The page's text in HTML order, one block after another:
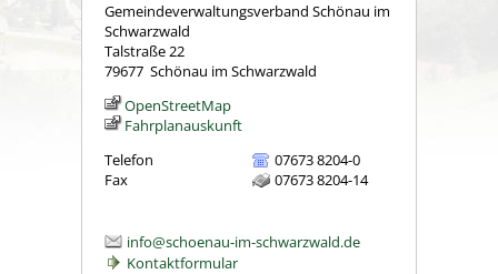
Gemeindeverwaltungsverband Schönau im
Schwarzwald
Talstraße 22
79677 Schönau im Schwarzwald
OpenStreetMap
Fahrplanauskunft
Telefon
07673 8204-0
Fax
07673 8204-14
info@schoenau-im-schwarzwald.de
Kontaktformular